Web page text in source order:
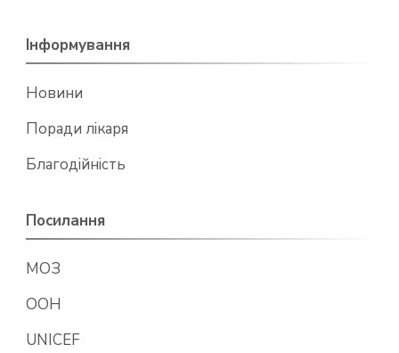
Інформування
Новини
Поради лікаря
Благодійність
Посилання
МОЗ
ООН
UNICEF